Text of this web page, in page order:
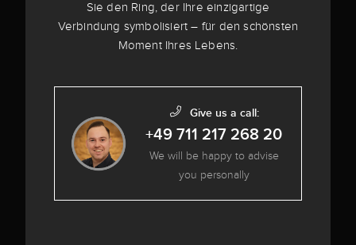
Sie den Ring, der Ihre einzigartige
Verbindung symbolisiert – für den schönsten
Moment Ihres Lebens.
Give us a call:
+49 711 217 268 20
We will be happy to advise
you personally